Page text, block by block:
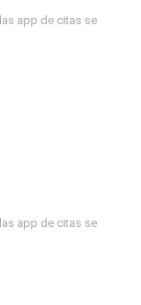
app de citas se
app de citas se